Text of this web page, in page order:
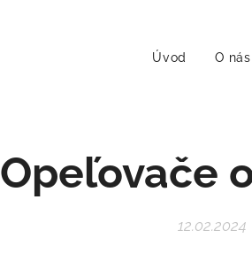
Úvod O nás
Opeľovače
12.02.2024